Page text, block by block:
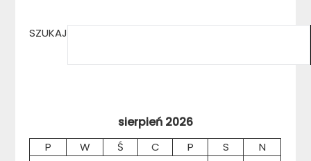
SZUKAJ
sierpień 2026
P W Ś C P S
N